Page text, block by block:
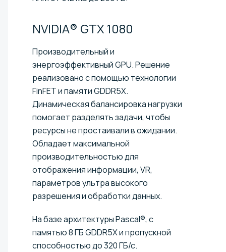
NVIDIA® GTX 1080
Производительный и
энергоэффективный GPU. Решение
реализовано с помощью технологии
FinFET и памяти GDDR5X.
Динамическая балансировка нагрузки
помогает разделять задачи, чтобы
ресурсы не простаивали в ожидании.
Обладает максимальной
производительностью для
отображения информации, VR,
параметров ультра высокого
разрешения и обработки данных.
На базе архитектуры Pascal®, с
памятью 8 ГБ GDDR5X и пропускной
способностью до 320 ГБ/с.